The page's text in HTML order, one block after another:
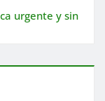
urgente y sin